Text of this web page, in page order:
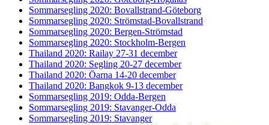
Sommarsegling 2020: Bovallstrand-Göteborg
Sommarsegling 2020: Strömstad-Bovallstrand
Sommarsegling 2020: Bergen-Strömstad
Sommarsegling 2020: Stockholm-Bergen
Thailand 2020: Railay 27-31 december
Thailand 2020: Segling 20-27 december
Thailand 2020: Öarna 14-20 december
Thailand 2020: Bangkok 9-13 december
Sommarsegling 2019: Odda-Bergen
Sommarsegling 2019: Stavanger-Odda
Sommarsegling 2019: Stavanger